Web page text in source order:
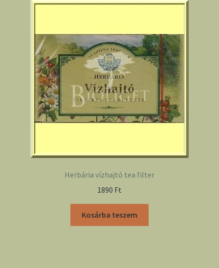
Herbária vízhajtó tea filter
1890 Ft
Kosárba teszem